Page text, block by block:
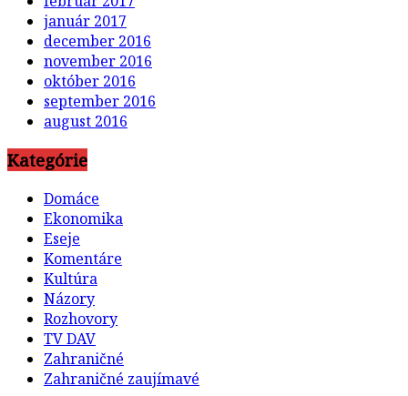
január 2017
december 2016
november 2016
október 2016
september 2016
august 2016
Kategórie
Domáce
Ekonomika
Eseje
Komentáre
Kultúra
Názory
Rozhovory
TV DAV
Zahraničné
Zahraničné zaujímavé